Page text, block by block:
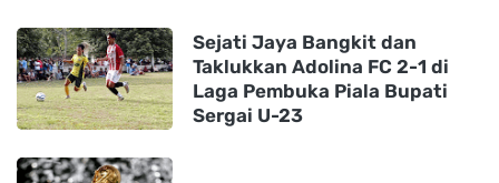
Sejati Jaya Bangkit dan
Taklukkan Adolina FC 2-1 di
Laga Pembuka Piala Bupati
Sergai U-23